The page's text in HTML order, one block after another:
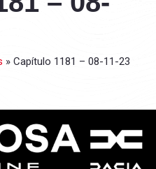
» Capítulo 1181 – 08-11-23